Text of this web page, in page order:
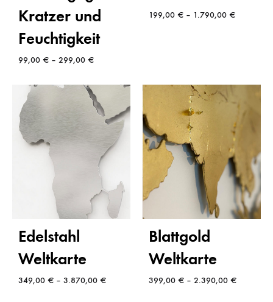
Kratzer und
Feuchtigkeit
99,00 € – 299,00 €
199,00 € – 1.790,00 €
Edelstahl
Weltkarte
349,00 € – 3.870,00 €
Blattgold
Weltkarte
399,00 € – 2.390,00 €